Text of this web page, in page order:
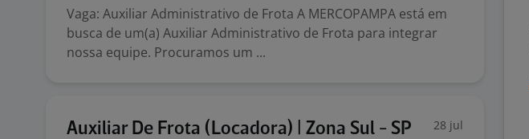
Vaga: Auxiliar Administrativo de Frota A MERCOPAMPA está em
busca de um(a) Auxiliar Administrativo de Frota para integrar
nossa equipe. Procuramos um ...
Auxiliar De Frota (Locadora) | Zona Sul - SP 28 jul